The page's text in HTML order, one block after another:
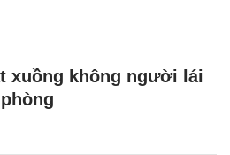
xuồng không người lái